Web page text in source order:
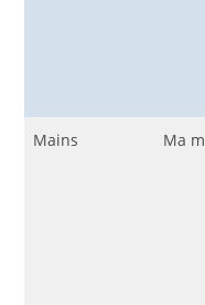
Mains Ma